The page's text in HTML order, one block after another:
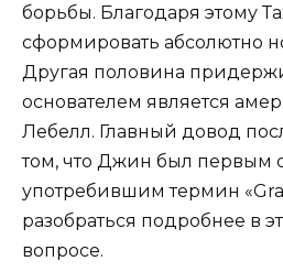
борьбы. Благодаря этому
сформировать абсолютно
Другая половина
основателем является
Лебелл. Главный довод
том, что Джин был первым
употребившим термин
разобраться подробнее в
вопросе.